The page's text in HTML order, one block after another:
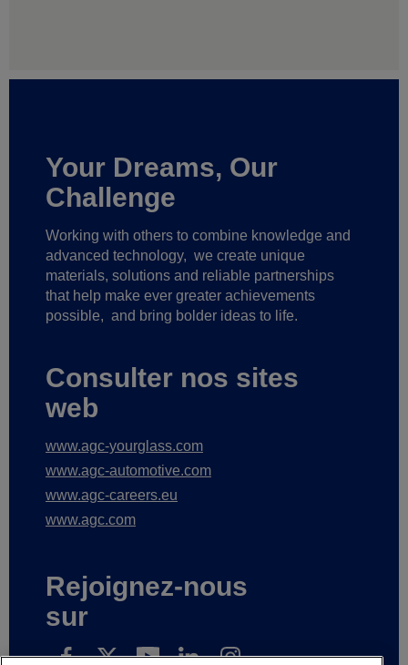
Your Dreams, Our
Challenge
Working with others to combine knowledge and
advanced technology, we create unique
materials, solutions and reliable partnerships
that help make ever greater achievements
possible, and bring bolder ideas to life.
Consulter nos sites
web
www.agc-yourglass.com
www.agc-automotive.com
www.agc-careers.eu
www.agc.com
Rejoignez-nous
sur